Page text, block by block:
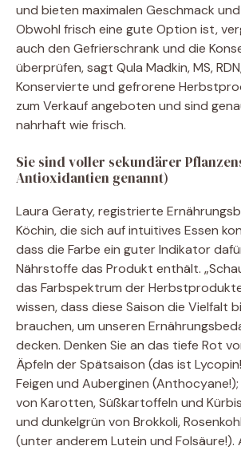
und bieten maximalen Geschmack
Obwohl frisch eine gute Option ist,
auch den Gefrierschrank und die
überprüfen, sagt Qula Madkin, MS,
Konservierte und gefrorene
zum Verkauf angeboten und sind
nahrhaft wie frisch.
Sie sind voller sekundärer
Antioxidantien genannt)
Laura Geraty, registrierte
Köchin, die sich auf intuitives Essen
dass die Farbe ein guter Indikator
Nährstoffe das Produkt enthält.
das Farbspektrum der
wissen, dass diese Saison die Vielfalt
brauchen, um unseren
decken. Denken Sie an das tiefe Rot
Äpfeln der Spätsaison (das ist
Feigen und Auberginen
von Karotten, Süßkartoffeln und
und dunkelgrün von Brokkoli,
(unter anderem Lutein und Folsäure!).